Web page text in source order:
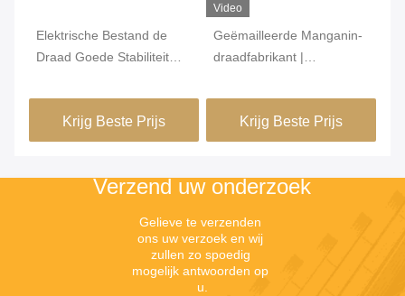
Elektrische Bestand de
Draad Goede Stabiliteit
voor Zenderweerstand
Krijg Beste Prijs
Video
Geëmailleerde Manganin-
draadfabrikant |
draad 6J12 6J8 6J11 6J13
Krijg Beste Prijs
Verzend uw onderzoek
Gelieve te verzenden
ons uw verzoek en wij
zullen zo spoedig
mogelijk antwoorden op
u.